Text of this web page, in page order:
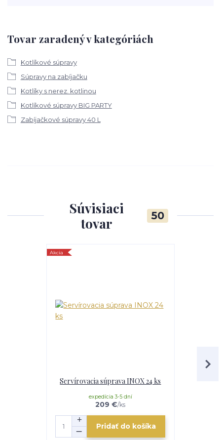
Tovar zaradený v kategóriách
Kotlíkové súpravy
Súpravy na zabíjačku
Kotlíky s nerez. kotlinou
Kotlíkové súpravy BIG PARTY
Zabíjačkové súpravy 40 L
Súvisiaci
tovar
50
Akcia
Servírovacia súprava INOX 24 ks
209 €/ks
expedícia 3-5 dní
Pridať do košíka